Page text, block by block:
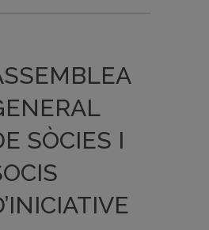
SÒCIES I